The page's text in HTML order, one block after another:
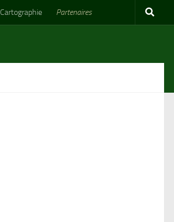
Cartographie Partenaires